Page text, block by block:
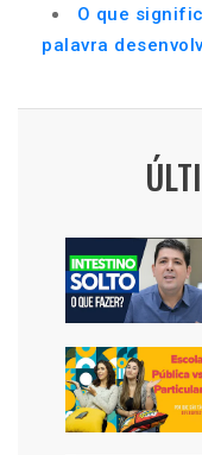
O que
palavra